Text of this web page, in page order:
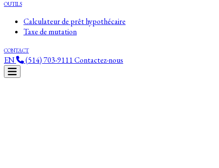
OUTILS
Calculateur de prêt hypothécaire
Taxe de mutation
CONTACT
EN (514) 703-9111Contactez-nous